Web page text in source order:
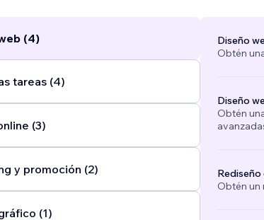
(4)
tareas (4)
(3)
y promoción (2)
(1)
Diseño
Obtén
Diseño
Obtén
Obtén un